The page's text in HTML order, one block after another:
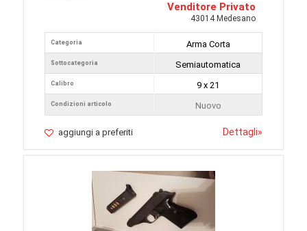
Venditore Privato
43014 Medesano
Categoria
Sottocategoria
Calibro
Condizioni articolo
Arma Corta
Semiautomatica
9 x 21
Nuovo
aggiungi a preferiti Dettagli»